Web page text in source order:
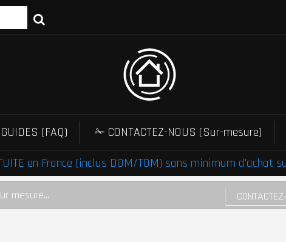
GUIDES (FAQ)
✁ CONTACTEZ-NOUS (Sur-mesure)
en France (inclus DOM/TOM) sans minimum d'achat
mesure...